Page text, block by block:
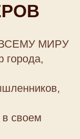
МИРУ
города,
своем